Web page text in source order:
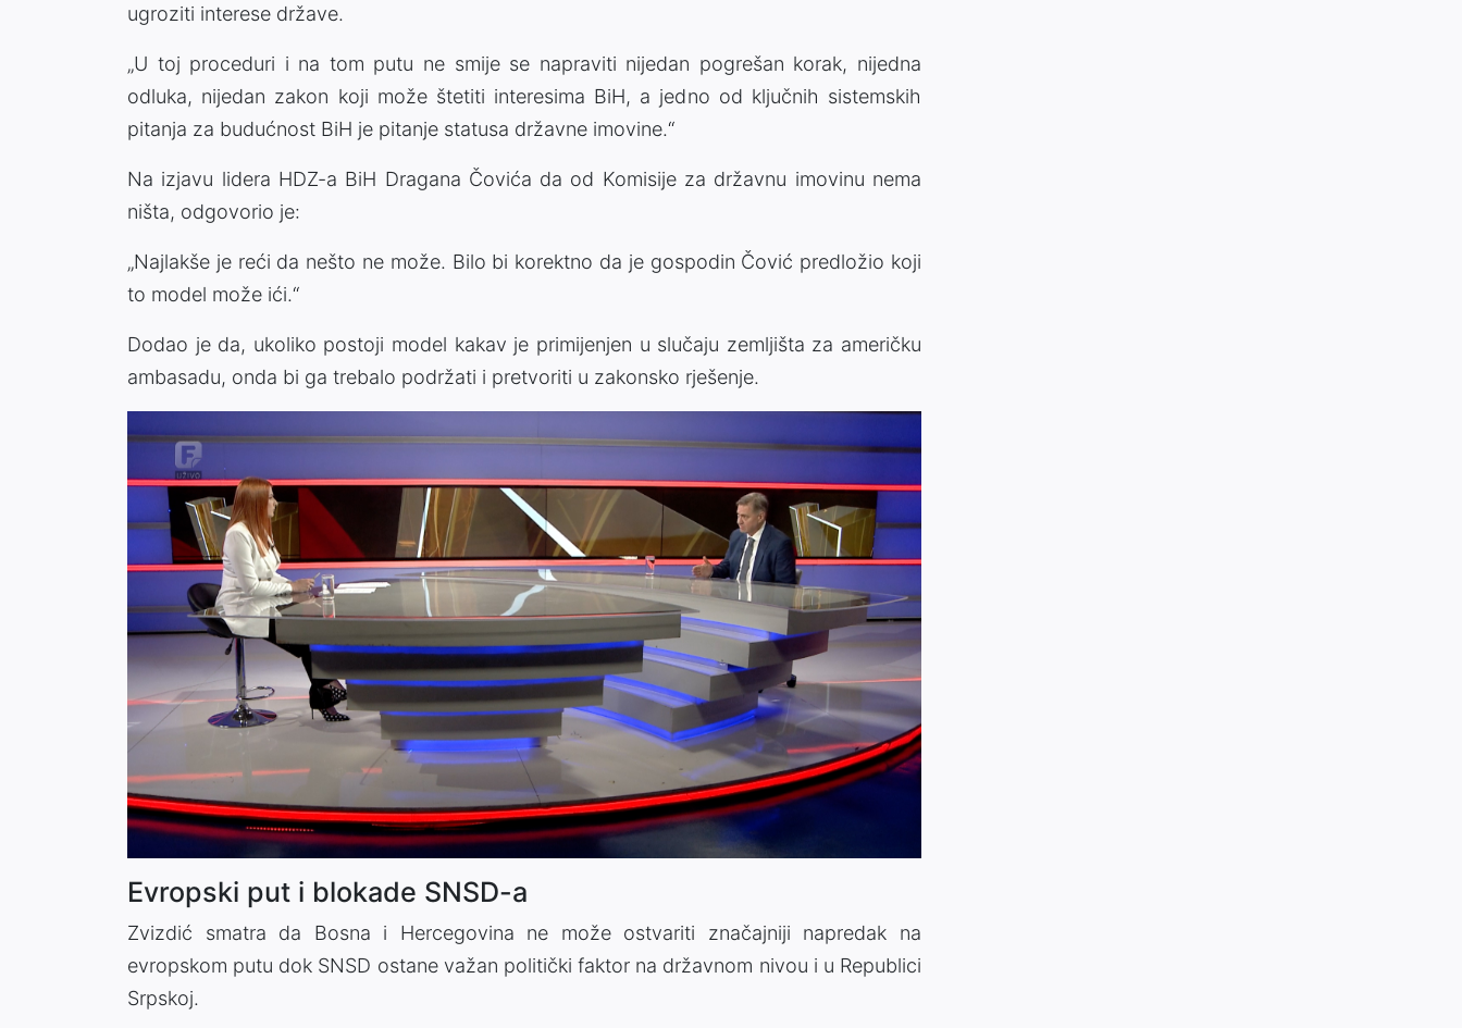
ugroziti interese države.
„U toj proceduri i na tom putu ne smije se napraviti nijedan pogrešan korak, nijedna
odluka, nijedan zakon koji može štetiti interesima BiH, a jedno od ključnih sistemskih
pitanja za budućnost BiH je pitanje statusa državne imovine.“
Na izjavu lidera HDZ-a BiH Dragana Čovića da od Komisije za državnu imovinu nema
ništa, odgovorio je:
„Najlakše je reći da nešto ne može. Bilo bi korektno da je gospodin Čović predložio koji
to model može ići.“
Dodao je da, ukoliko postoji model kakav je primijenjen u slučaju zemljišta za američku
ambasadu, onda bi ga trebalo podržati i pretvoriti u zakonsko rješenje.
Evropski put i blokade SNSD-a
Zvizdić smatra da Bosna i Hercegovina ne može ostvariti značajniji napredak na
evropskom putu dok SNSD ostane važan politički faktor na državnom nivou i u Republici
Srpskoj.